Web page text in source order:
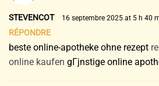
STEVENCOT 16 septembre 2025 at 5 h 40
RÉPONDRE
beste online-apotheke ohne rezept
online kaufen gГјnstige online